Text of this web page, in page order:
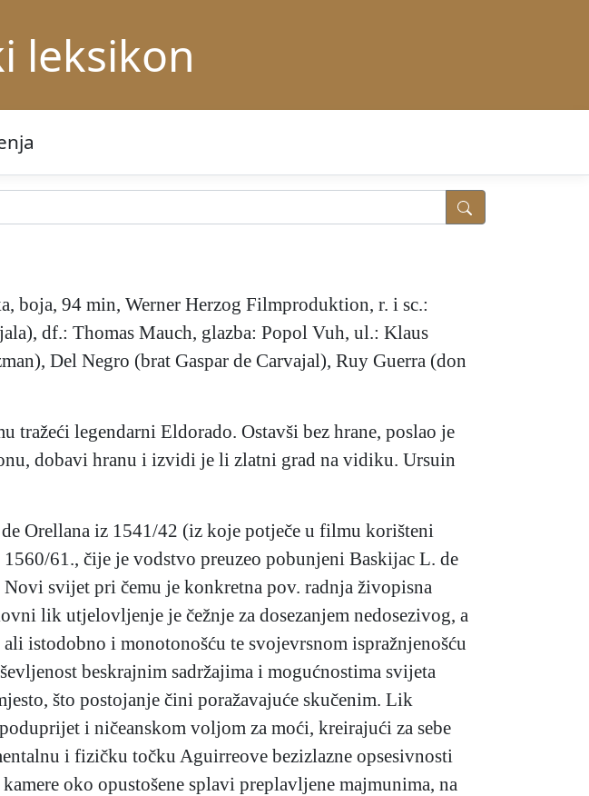
leksikon
boja, 94 min, Werner Herzog Filmproduktion, r. i sc.:
df.: Thomas Mauch, glazba: Popol Vuh, ul.: Klaus
Del Negro (brat Gaspar de Carvajal), Ruy Guerra (don
tražeći legendarni Eldorado. Ostavši bez hrane, poslao je
dobavi hranu i izvidi je li zlatni grad na vidiku. Ursuin
Orellana iz 1541/42 (iz koje potječe u filmu korišteni
61., čije je vodstvo preuzeo pobunjeni Baskijac L. de
svijet pri čemu je konkretna pov. radnja živopisna
lik utjelovljenje je čežnje za dosezanjem nedosezivog, a
istodobno i monotonošću te svojevrsnom ispražnjenošću
beskrajnim sadržajima i mogućnostima svijeta
što postojanje čini poražavajuće skučenim. Lik
i ničeanskom voljom za moći, kreirajući za sebe
i fizičku točku Aguirreove bezizlazne opsesivnosti
oko opustošene splavi preplavljene majmunima, na